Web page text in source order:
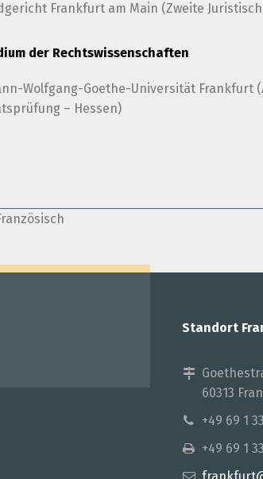
Frankfurt am Main (Zweite
der Rechtswissenschaften
Wolfgang-Goethe-Universität Frankfurt
– Hessen)
Standort
60313
+49 69 1
+49 69 1